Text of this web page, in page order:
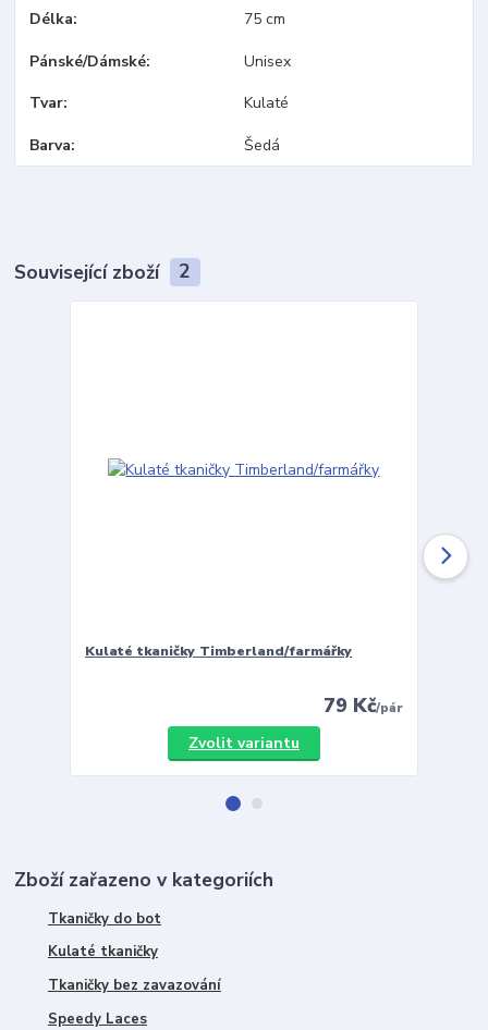
Délka 75 cm
Pánské/Dámské Unisex
Tvar Kulaté
Barva Šedá
Související zboží 2
Kulaté tkaničky Timberland/farmářky
79 Kč/pár
Zvolit variantu
Zboží zařazeno v kategoriích
Tkaničky do bot
Kulaté tkaničky
Tkaničky bez zavazování
Speedy Laces